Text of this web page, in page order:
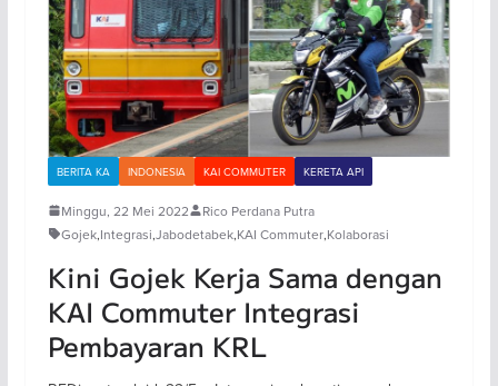
BERITA KA INDONESIA KAI COMMUTER KERETA API
Minggu, 22 Mei 2022
Rico Perdana Putra
Gojek,Integrasi,Jabodetabek,KAI Commuter,Kolaborasi
Kini Gojek Kerja Sama dengan
KAI Commuter Integrasi
Pembayaran KRL